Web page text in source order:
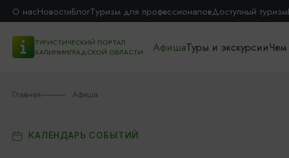
О насНовостиБлогТуризм для профессионаловДоступный туризм
ТУРИСТИЧЕСКИЙ ПОРТАЛ
КАЛИНИНГРАДСКОЙ ОБЛАСТИ
АфишаТуры и экскурсииЧем
Главная Афиша
КАЛЕНДАРЬ СОБЫТИЙ